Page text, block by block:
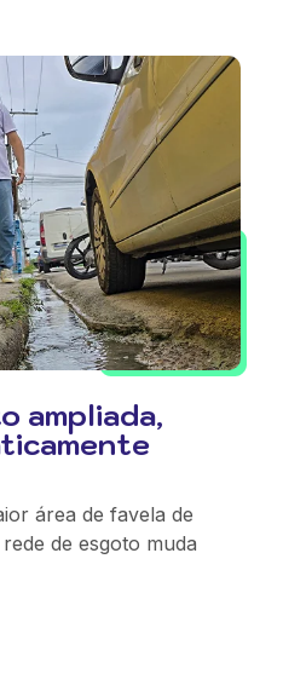
ampliada,
área de favela de
de esgoto muda